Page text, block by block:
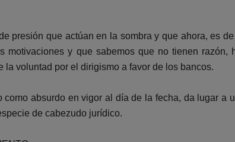
presión que actúan en la sombra y que ahora, es
motivaciones y que sabemos que no tienen razón,
voluntad por el dirigismo a favor de los bancos.
absurdo en vigor al día de la fecha, da lugar a
de cabezudo jurídico.